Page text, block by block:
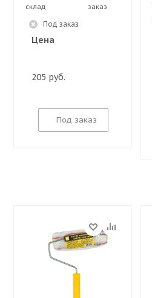
склад заказ
Под заказ
Цена
205 руб.
Под заказ